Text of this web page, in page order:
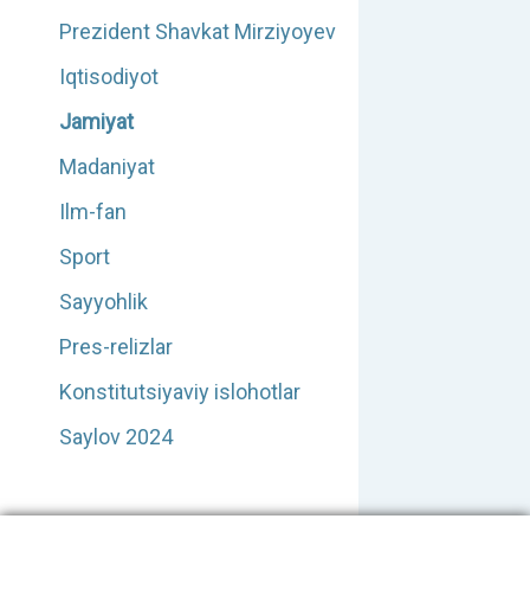
Prezident Shavkat Mirziyoyev
Iqtisodiyot
Jamiyat
Madaniyat
Ilm-fan
Sport
Sayyohlik
Pres-relizlar
Konstitutsiyaviy islohotlar
Saylov 2024